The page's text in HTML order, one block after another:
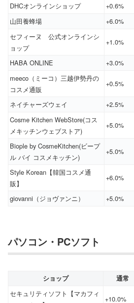
DHCオンラインショップ +0.6%
山田養蜂場
+6.0%
セフィーヌ 公式オンラインシ
ョップ
+1.0%
HABA ONLINE +3.0%
meeco（ミーコ）三越伊勢丹の
コスメ通販
+0.5%
ネイチャーズウェイ +2.5%
Cosme Kitchen WebStore(コス
メキッチンウェブストア)
+5.0%
Biople by CosmeKitchen(ビープ
ル バイ コスメキッチン)
+5.0%
Style Korean【韓国コスメ通
販】
+6.0%
giovanni（ジョヴァンニ） +5.0%
パソコン・PCソフト
ショップ 通常
セキュリティソフト【マカフィ
+10.0%